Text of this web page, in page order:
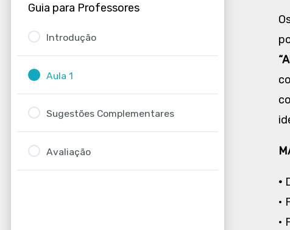
Guia para Professores
Introdução
Aula 1
Sugestões Complementares
Avaliação
•
•
•